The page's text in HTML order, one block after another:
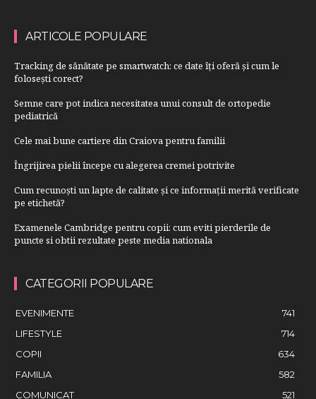
ARTICOLE POPULARE
Tracking de sănătate pe smartwatch: ce date îți oferă și cum le
folosești corect?
Semne care pot indica necesitatea unui consult de ortopedie
pediatrică
Cele mai bune cartiere din Craiova pentru familii
Îngrijirea pielii începe cu alegerea cremei potrivite
Cum recunoști un lapte de calitate și ce informații merită verificate
pe etichetă?
Examenele Cambridge pentru copii: cum eviti pierderile de
puncte si obtii rezultate peste media nationala
CATEGORII POPULARE
EVENIMENTE
741
LIFESTYLE
714
COPII
634
FAMILIA
582
COMUNICAT
521